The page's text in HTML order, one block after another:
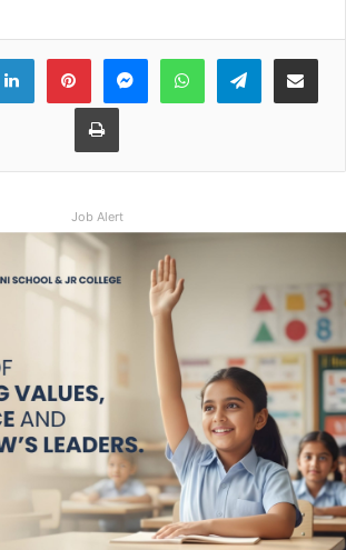
LinkedInPinterestMessenger
WhatsApp
Print
Job Alert